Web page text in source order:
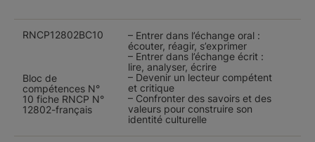
RNCP12802BC10
Bloc de
compétences N°
10 fiche RNCP N°
12802-français
– Entrer dans l’échange oral :
écouter, réagir, s’exprimer
– Entrer dans l’échange écrit :
lire, analyser, écrire
– Devenir un lecteur compétent
et critique
– Confronter des savoirs et des
valeurs pour construire son
identité culturelle